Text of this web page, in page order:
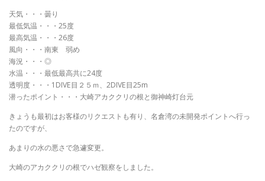
天気・・・曇り
最低気温・・・25度
最高気温・・・26度
風向・・・南東 弱め
海況・・・◎
水温・・・最低最高共に24度
透明度・・・1DIVE目２５ｍ、2DIVE目25m
潜ったポイント・・・大崎アカククリの根と御神崎灯台元
きょうも最初はお客様のリクエストも有り、名倉湾の未開発ポイントへ行っ
たのですが、
あまりの水の悪さで急遽変更。
大崎のアカククリの根でハゼ観察をしました。